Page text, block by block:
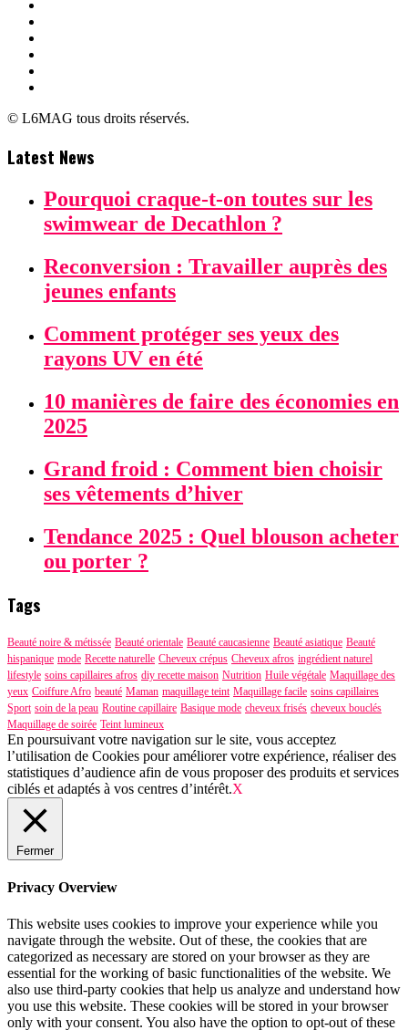
© L6MAG tous droits réservés.
Latest News
Pourquoi craque-t-on toutes sur les
swimwear de Decathlon ?
Reconversion : Travailler auprès des
jeunes enfants
Comment protéger ses yeux des
rayons UV en été
10 manières de faire des économies en
2025
Grand froid : Comment bien choisir
ses vêtements d’hiver
Tendance 2025 : Quel blouson acheter
ou porter ?
Tags
Beauté noire & métissée Beauté orientale Beauté caucasienne Beauté asiatique Beauté
hispanique mode Recette naturelle Cheveux crépus Cheveux afros ingrédient naturel
lifestyle soins capillaires afros diy recette maison Nutrition Huile végétale Maquillage des
yeux Coiffure Afro beauté Maman maquillage teint Maquillage facile soins capillaires
Sport soin de la peau Routine capillaire Basique mode cheveux frisés cheveux bouclés
Maquillage de soirée Teint lumineux
En poursuivant votre navigation sur le site, vous acceptez
l’utilisation de Cookies pour améliorer votre expérience, réaliser des
statistiques d’audience afin de vous proposer des produits et services
ciblés et adaptés à vos centres d’intérêt.X
Fermer
Privacy Overview
This website uses cookies to improve your experience while you
navigate through the website. Out of these, the cookies that are
categorized as necessary are stored on your browser as they are
essential for the working of basic functionalities of the website. We
also use third-party cookies that help us analyze and understand how
you use this website. These cookies will be stored in your browser
only with your consent. You also have the option to opt-out of these